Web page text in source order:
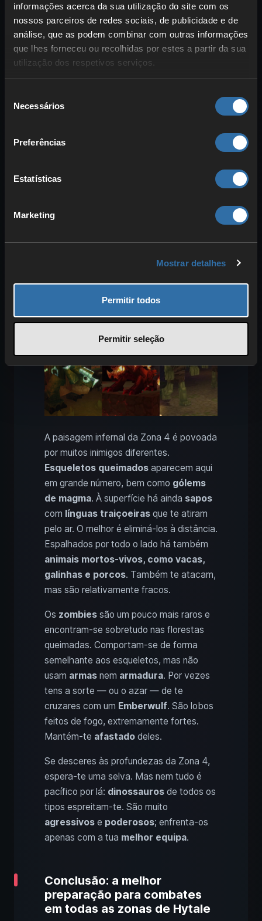
informações acerca da sua utilização do site com os
nossos parceiros de redes sociais, de publicidade e de
análise, que as podem combinar com outras informações
que lhes forneceu ou recolhidas por estes a partir da sua
utilização dos respetivos serviços.
Necessários
Preferências
Estatísticas
Marketing
Mostrar detalhes
Permitir todos
Permitir seleção
difíceis do que muitos outros inimigos; usa
escudos earmas de longo alcance.
Além disso, as suas aldeias são grandes e
labirínticas;aproxima-te furtivamente.
Também aqui encontras mais
costas e em blocos de gelo. Atacam-te
e manter alguma distância para os
, que
flechas
Guia da Zona 4: Emberwulf,
dinossauros
A paisagem infernal da Zona 4 é povoada
por muitos inimigos diferentes.
Esqueletos queimados aparecem aqui
em grande número, bem como gólems
de magma. À superfície há ainda sapos
com línguas traiçoeiras que te atiram
pelo ar. O melhor é eliminá-los à distância.
Espalhados por todo o lado há também
animais mortos-vivos, como vacas,
galinhas e porcos. Também te atacam,
mas são relativamente fracos.
Os zombies são um pouco mais raros e
encontram-se sobretudo nas florestas
queimadas. Comportam-se de forma
semelhante aos esqueletos, mas não
usam armas nem armadura. Por vezes
tens a sorte — ou o azar — de te
cruzares com um Emberwulf. São lobos
feitos de fogo, extremamente fortes.
Mantém-te afastado deles.
Se desceres às profundezas da Zona 4,
espera-te uma selva. Mas nem tudo é
pacífico por lá: dinossauros de todos os
tipos espreitam-te. São muito
agressivos e poderosos; enfrenta-os
apenas com a tua melhor equipa.
Conclusão: a melhor
preparação para combates
em todas as zonas de Hytale